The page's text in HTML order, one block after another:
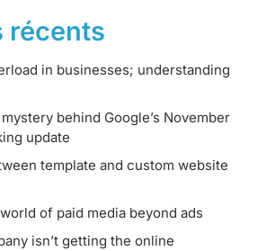
récents
in businesses; understanding
behind Google’s November
update
template and custom website
of paid media beyond ads
isn’t getting the online